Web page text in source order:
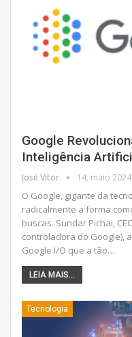
Google
Inteligência
José Vitor 14, maio 2024
O Google, gigante da
radicalmente a forma
buscas. Sundar Pichai,
controladora do Google),
Google I/O que a tão…
LEIA MAIS...
Tecnologia